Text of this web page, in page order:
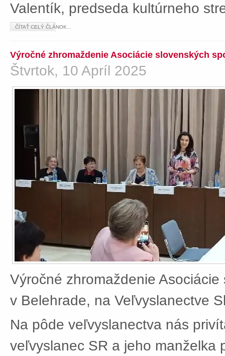
Valentík, predseda kultúrneho
ČÍTAŤ CELÝ ČLÁNOK...
Výročné zhromaždenie Asociácie slovenských
Štvrtok, 10 Apríl 2025
Výročné zhromaždenie
v Belehrade, na Veľvyslanectve
Na pôde veľvyslanectva nás
veľvyslanec SR a jeho manželka